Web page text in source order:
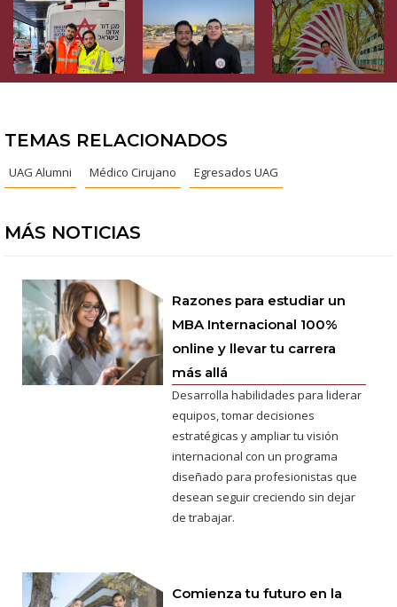
TEMAS RELACIONADOS
UAG Alumni Médico Cirujano Egresados UAG
MÁS NOTICIAS
Razones para estudiar un
MBA Internacional 100%
online y llevar tu carrera
más allá
Desarrolla habilidades para liderar
equipos, tomar decisiones
estratégicas y ampliar tu visión
internacional con un programa
diseñado para profesionistas que
desean seguir creciendo sin dejar
de trabajar.
Comienza tu futuro en la